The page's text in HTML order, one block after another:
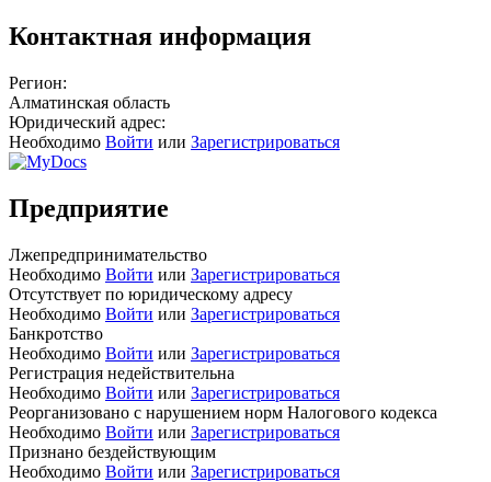
Контактная информация
Регион:
Алматинская область
Юридический адрес:
Необходимо Войти или Зарегистрироваться
Предприятие
Лжепредпринимательство
Необходимо Войти или Зарегистрироваться
Отсутствует по юридическому адресу
Необходимо Войти или Зарегистрироваться
Банкротство
Необходимо Войти или Зарегистрироваться
Регистрация недействительна
Необходимо Войти или Зарегистрироваться
Реорганизовано с нарушением норм Налогового кодекса
Необходимо Войти или Зарегистрироваться
Признано бездействующим
Необходимо Войти или Зарегистрироваться